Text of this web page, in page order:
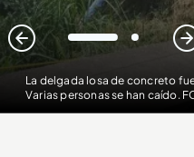
La delgada losa de concreto
Varias personas se han caído.
1 2